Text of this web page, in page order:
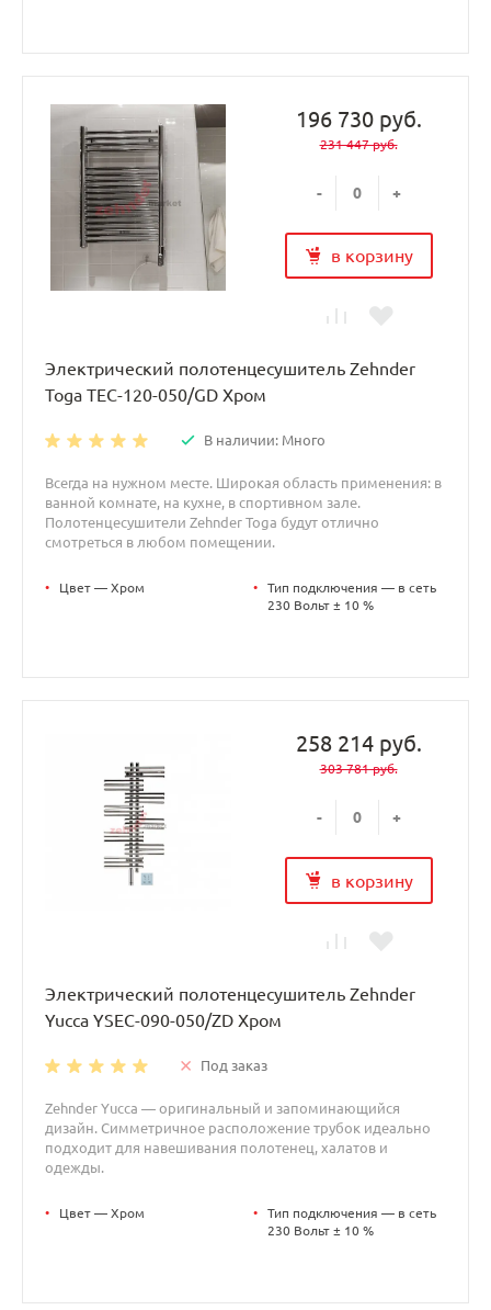
196 730 руб.
231 447 руб.
- +
в корзину
Электрический полотенцесушитель Zehnder
Toga TEC-120-050/GD Хром
В наличии: Много
Всегда на нужном месте. Широкая область применения: в
ванной комнате, на кухне, в спортивном зале.
Полотенцесушители Zehnder Toga будут отлично
смотреться в любом помещении.
• Цвет — Хром •
Тип подключения — в сеть
230 Вольт ± 10 %
258 214 руб.
303 781 руб.
- +
в корзину
Электрический полотенцесушитель Zehnder
Yucca YSEC-090-050/ZD Хром
Под заказ
Zehnder Yucca — оригинальный и запоминающийся
дизайн. Симметричное расположение трубок идеально
подходит для навешивания полотенец, халатов и
одежды.
• Цвет — Хром •
Тип подключения — в сеть
230 Вольт ± 10 %